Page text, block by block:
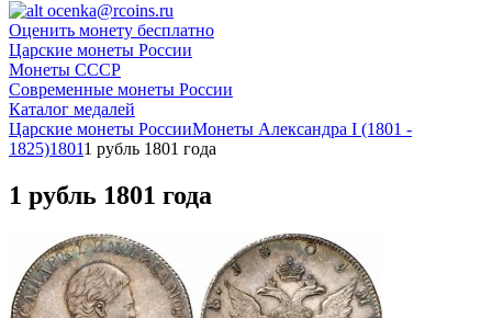
ocenka@rcoins.ru
Оценить монету бесплатно
Царские монеты России
Монеты СССР
Современные монеты России
Каталог медалей
Царские монеты РоссииМонеты Александра I (1801 -
1825)18011 рубль 1801 года
1 рубль 1801 года